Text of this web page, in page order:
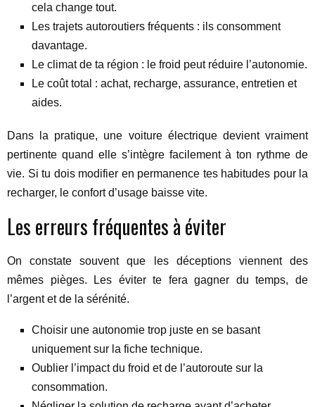
cela change tout.
Les trajets autoroutiers fréquents : ils consomment
davantage.
Le climat de ta région : le froid peut réduire l’autonomie.
Le coût total : achat, recharge, assurance, entretien et
aides.
Dans la pratique, une voiture électrique devient vraiment
pertinente quand elle s’intègre facilement à ton rythme de
vie. Si tu dois modifier en permanence tes habitudes pour la
recharger, le confort d’usage baisse vite.
Les erreurs fréquentes à éviter
On constate souvent que les déceptions viennent des
mêmes pièges. Les éviter te fera gagner du temps, de
l’argent et de la sérénité.
Choisir une autonomie trop juste en se basant
uniquement sur la fiche technique.
Oublier l’impact du froid et de l’autoroute sur la
consommation.